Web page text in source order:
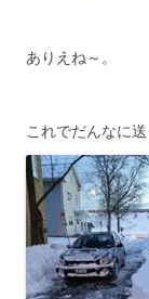
ありえね～。
これでだんなに送